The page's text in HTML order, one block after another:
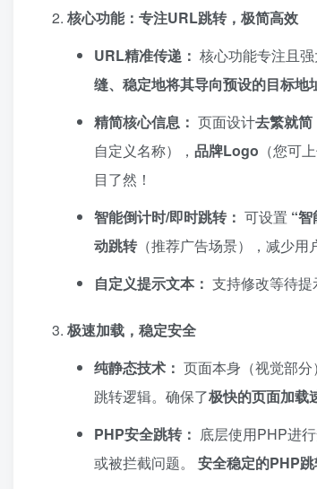
核心功能：专注URL跳转，极简高效
URL精准传递：​ 核心功能专注且
缝、稳定地将其导向预设的目标地
精简核心信息：​ 页面设计去繁就简
自定义名称），​ 品牌Logo （您可
目了然！
智能倒计时/即时跳转：​ 可设置 ​ ​“智
动跳转（推荐广告场景），减少用
自定义提示文本：​ 支持修改等待提
极速加载，稳定安全
纯静态技术：​ 页面本身（视觉部
跳转逻辑。确保了极快的页面加载
PHP安全跳转：​ 底层使用PHP进
或被拦截问题。 ​ 安全稳定的PHP